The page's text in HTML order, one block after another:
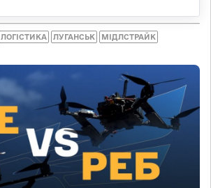
ЛОГІСТИКА ЛУГАНСЬК МІДЛСТРАЙК